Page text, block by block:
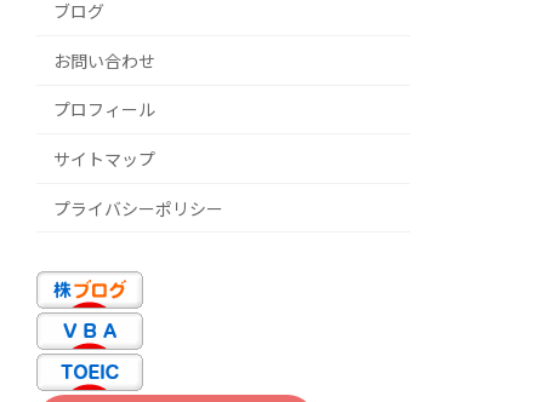
ブログ
お問い合わせ
プロフィール
サイトマップ
プライバシーポリシー